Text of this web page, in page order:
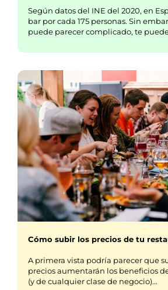
Según datos del INE del 2020, en
bar por cada 175 personas. Sin
puede parecer complicado, te
Cómo subir los precios de tu
A primera vista podría parecer que
precios aumentarán los beneficios
(y de cualquier clase de negocio)…